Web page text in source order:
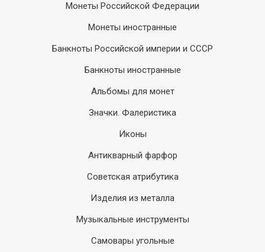
Монеты Российской Федерации
Монеты иностранные
Банкноты Российской империи и СССР
Банкноты иностранные
Альбомы для монет
Значки. Фалеристика
Иконы
Антикварный фарфор
Советская атрибутика
Изделия из металла
Музыкальные инструменты
Самовары угольные